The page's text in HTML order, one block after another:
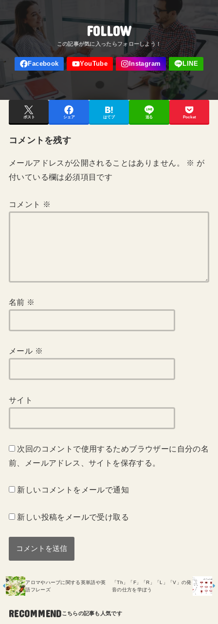
FOLLOW
ポスト シェア はてブ 送る Pocket
コメントを残す
メールアドレスが公開されることはありません。 ※ が
付いている欄は必須項目です
コメント ※
名前 ※
メール ※
サイト
次回のコメントで使用するためブラウザーに自分の名
前、メールアドレス、サイトを保存する。
新しいコメントをメールで通知
新しい投稿をメールで受け取る
アロマやハーブに関する英単語や英
語フレーズ
「Th」「F」「R」「L」「V」の発
音の仕方を学ぼう
RECOMMEND